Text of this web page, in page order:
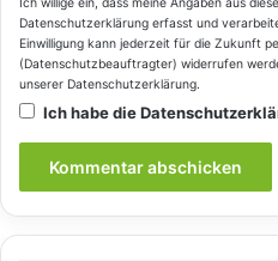
Ich willige ein, dass meine Angaben aus
Datenschutzerklärung erfasst und
Einwilligung kann jederzeit für die Zukunft
(Datenschutzbeauftragter) widerrufen
unserer Datenschutzerklärung.
Ich habe die